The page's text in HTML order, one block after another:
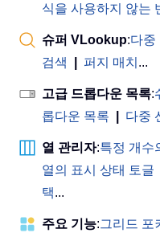
식을 사용하지 않는
슈퍼 VLookup:다중
검색
퍼지 매치 ...
고급 드롭다운 목록:
롭다운 목록
다중
열 관리자:특정 개수
열의 표시 상태 토글
택...
주요 기능:그리드 포